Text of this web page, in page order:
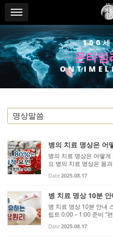
메뉴 건
Sub Promotion
100
온타임
병의 치료 명상은 어
병의 치료 명상은 어떻
요 병의 치료 명상은 몸
마음 집중, 자기 치유 에
Date2025.08.17
병 치료 명상 10분
병 치료 명상 10분 안내
립트 0:00 – 1:00 준비 “
드럽게 알아차리며, 몸과
Date2025.08.17